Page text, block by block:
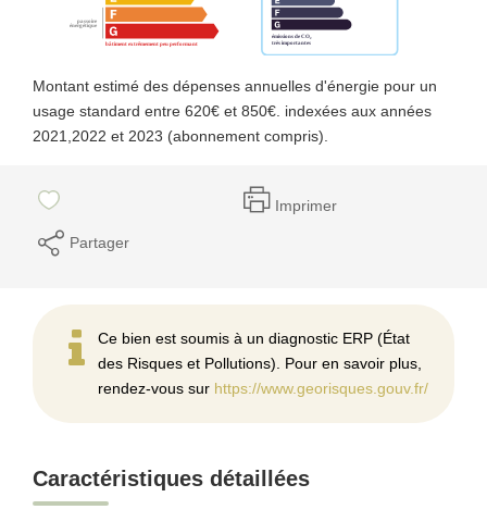
Montant estimé des dépenses annuelles d'énergie pour un
usage standard entre 620€ et 850€. indexées aux années
2021,2022 et 2023 (abonnement compris).
Imprimer
Partager
Ce bien est soumis à un diagnostic ERP (État
des Risques et Pollutions). Pour en savoir plus,
rendez-vous sur https://www.georisques.gouv.fr/
Caractéristiques détaillées